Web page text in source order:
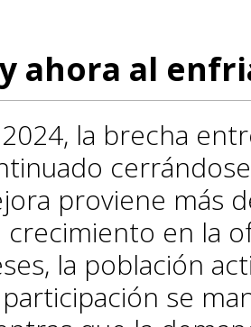
ahora al
2024, la brecha
proviene más
crecimiento en la
la población
se